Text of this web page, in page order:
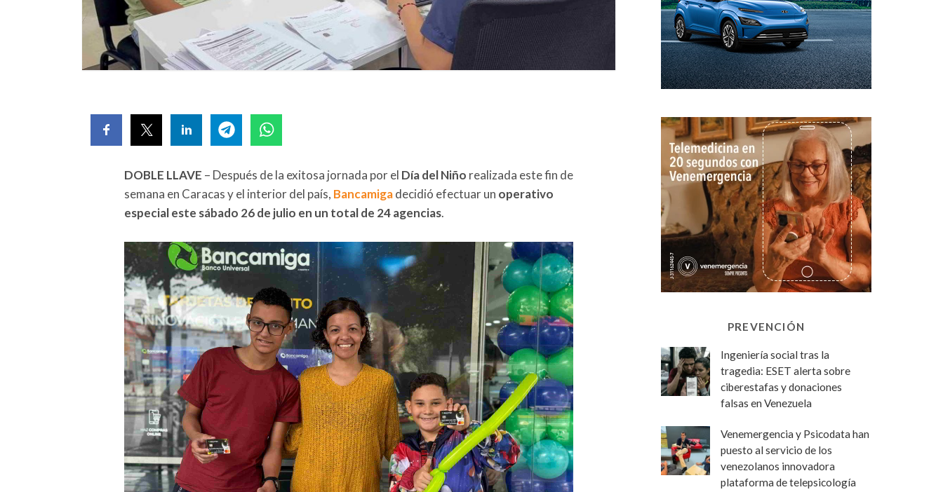
DOBLE LLAVE – Después de la exitosa jornada por el Día del Niño realizada este fin de
semana en Caracas y el interior del país, Bancamigadecidió efectuar un operativo
especial este sábado 26 de julio en un total de 24 agencias.
PREVENCIÓN
Ingeniería social tras la
tragedia: ESET alerta sobre
ciberestafas y donaciones
falsas en Venezuela
Venemergencia y Psicodata han
puesto al servicio de los
venezolanos innovadora
plataforma de telepsicología